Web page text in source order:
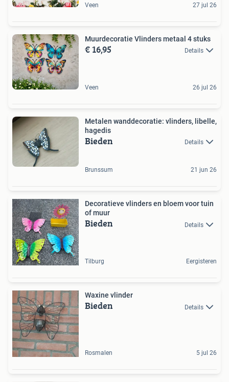
Veen 27 jul 26
Muurdecoratie Vlinders metaal 4 stuks
€ 16,95 Details
Veen 26 jul 26
Metalen wanddecoratie: vlinders, libelle,
hagedis
Bieden Details
Brunssum 21 jun 26
Decoratieve vlinders en bloem voor tuin
of muur
Bieden Details
Tilburg Eergisteren
Waxine vlinder
Bieden Details
Rosmalen 5 jul 26